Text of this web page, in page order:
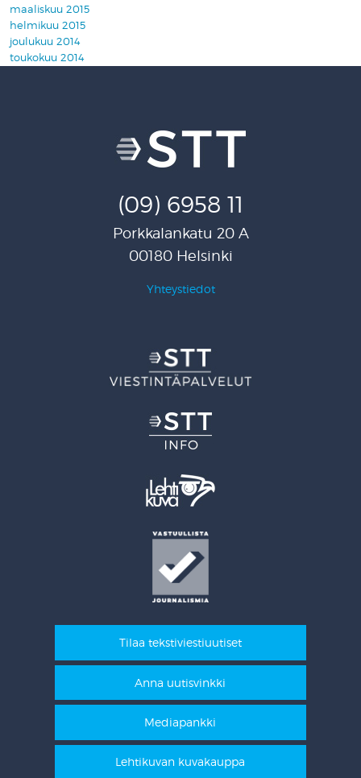
maaliskuu 2015
helmikuu 2015
joulukuu 2014
toukokuu 2014
(09) 6958 11
Porkkalankatu 20 A
00180 Helsinki
Yhteystiedot
Tilaa tekstiviestiuutiset
Anna uutisvinkki
Mediapankki
Lehtikuvan kuvakauppa